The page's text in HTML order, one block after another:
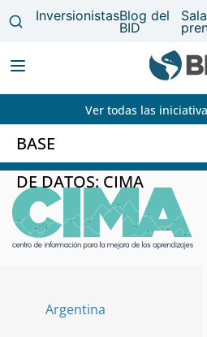
navigation
Ver todas las
BASE
DE DATOS: CIMA
Pasar
contenido
principal
Paises
Argentina